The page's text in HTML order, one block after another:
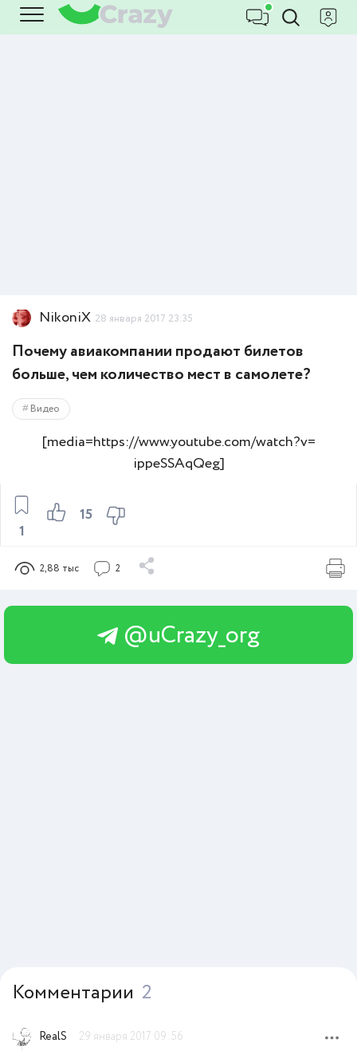
15
1
NikoniX 28 января 2017 23:35
Почему авиакомпании продают билетов
больше, чем количество мест в самолете?
Видео
[media=https://www.youtube.com/watch?v=
ippeSSAqQeg]
2,88 тыс 2
@uCrazy_org
Комментарии 2
RealS 29 января 2017 09:56